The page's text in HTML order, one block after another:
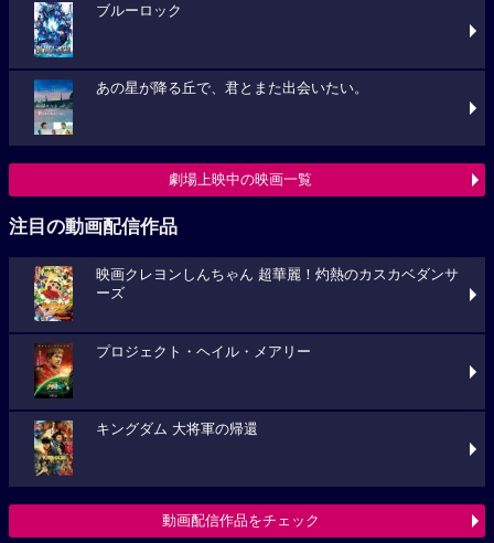
ブルーロック
あの星が降る丘で、君とまた出会いたい。
劇場上映中の映画一覧
注目の動画配信作品
映画クレヨンしんちゃん 超華麗！灼熱のカスカベダンサ
ーズ
プロジェクト・ヘイル・メアリー
キングダム 大将軍の帰還
動画配信作品をチェック